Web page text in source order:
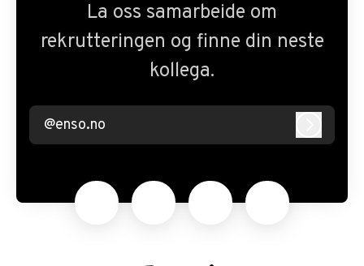
La oss samarbeide om
rekrutteringen og finne din neste
kollega.
@enso.no